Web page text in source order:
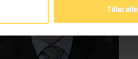
Tillat alle